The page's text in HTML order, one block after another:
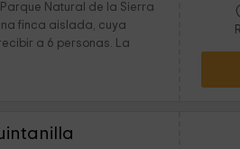
Natural de la Sierra
finca aislada, cuya
a 6 personas. La